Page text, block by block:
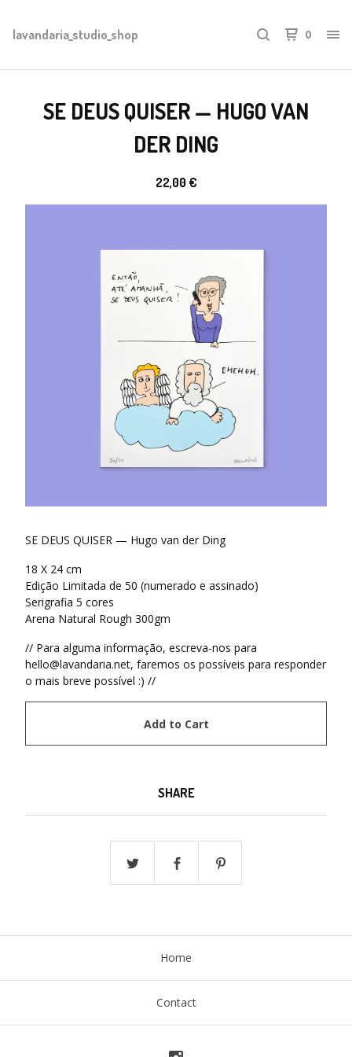
lavandaria_studio_shop 0
SE DEUS QUISER — HUGO VAN
DER DING
22,00 €
SE DEUS QUISER — Hugo van der Ding
18 X 24 cm
Edição Limitada de 50 (numerado e assinado)
Serigrafia 5 cores
Arena Natural Rough 300gm
// Para alguma informação, escreva-nos para
hello@lavandaria.net, faremos os possíveis para responder
o mais breve possível :) //
Add to Cart
SHARE
Home
Contact